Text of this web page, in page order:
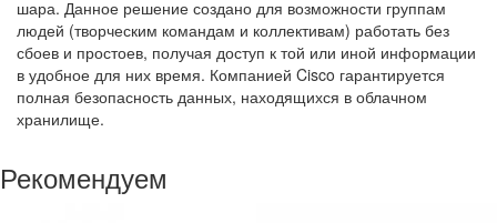
шара. Данное решение создано для возможности группам
людей (творческим командам и коллективам) работать без
сбоев и простоев, получая доступ к той или иной информации
в удобное для них время. Компанией Cisco гарантируется
полная безопасность данных, находящихся в облачном
хранилище.
Рекомендуем